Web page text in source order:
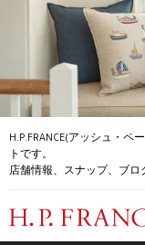
H.P.FRANCE(アッシュ・
トです。
店舗情報、スナップ、ブロ